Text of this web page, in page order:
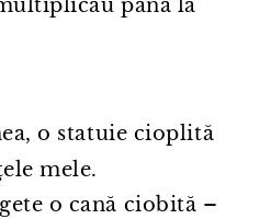
până la
o statuie cioplită
mele.
o cană ciobită –